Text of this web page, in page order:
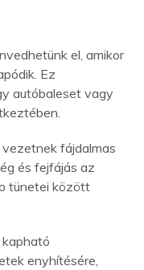
el, amikor
Ez
autóbaleset vagy
fájdalmas
és fejfájás az
tünetei között
enyhítésére,